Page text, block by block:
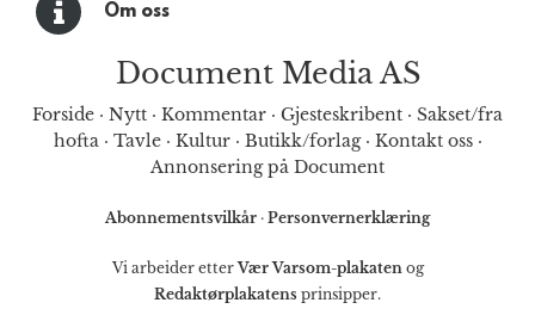
Om oss
Document Media AS
Forside · Nytt · Kommentar · Gjesteskribent · Sakset/fra
hofta· Tavle· Kultur· Butikk/forlag· Kontakt oss·
Annonsering på Document
Abonnementsvilkår · Personvernerklæring
Vi arbeider etterVær Varsom-plakatenog
Redaktørplakatens prinsipper.